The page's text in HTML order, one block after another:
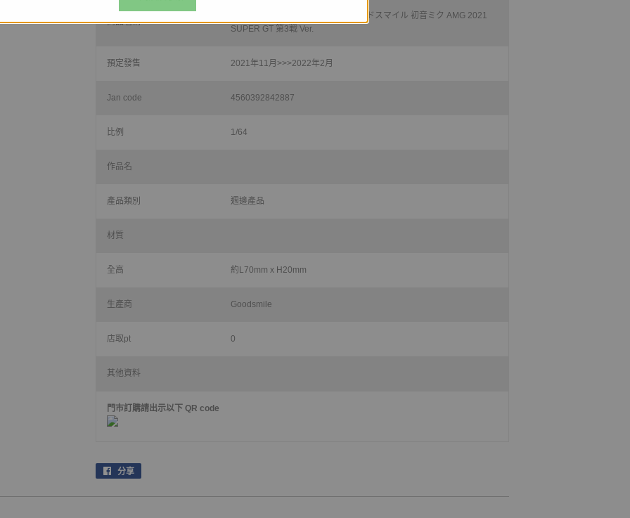
商品名稱
1/64 初音ミク GTプロジェクト グッドスマイル 初音ミク AMG 2021
SUPER GT 第3戦 Ver.
預定發售 2021年11月>>>2022年2月
Jan code 4560392842887
比例 1/64
作品名
產品類別 週邊產品
材質
全高 約 L70mm x H20mm
生產商 Goodsmile
店取pt 0
其他資料
門市訂購請出示以下 QR code
分享